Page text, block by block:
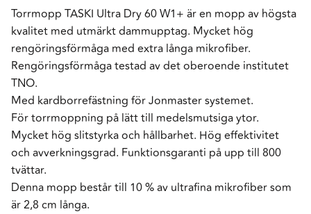
Torrmopp TASKI Ultra Dry 60 W1+ är en mopp av högsta
kvalitet med utmärkt dammupptag. Mycket hög
rengöringsförmåga med extra långa mikrofiber.
Rengöringsförmåga testad av det oberoende institutet
TNO.
Med kardborrefästning för Jonmaster systemet.
För torrmoppning på lätt till medelsmutsiga ytor.
Mycket hög slitstyrka och hållbarhet. Hög effektivitet
och avverkningsgrad. Funktionsgaranti på upp till 800
tvättar.
Denna mopp består till 10 % av ultrafina mikrofiber som
är 2,8 cm långa.